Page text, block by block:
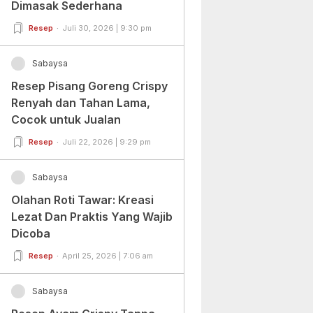
Dimasak Sederhana
Resep Juli 30, 2026 | 9:30 pm
Sabaysa
Resep Pisang Goreng Crispy
Renyah dan Tahan Lama,
Cocok untuk Jualan
Resep Juli 22, 2026 | 9:29 pm
Sabaysa
Olahan Roti Tawar: Kreasi
Lezat Dan Praktis Yang Wajib
Dicoba
Resep April 25, 2026 | 7:06 am
Sabaysa